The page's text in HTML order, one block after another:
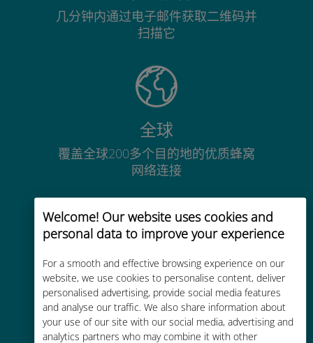
Welcome! Our website uses cookies and
personal data to improve your experience
For a smooth and effective browsing experience on our
website, we use cookies to personalise content, deliver
personalised advertising, provide social media features
and analyse our traffic. We also share information about
your use of our site with our social media, advertising and
analytics partners who may combine it with other
几分钟内通过电子邮件获取二维码并
扫描它
全球
覆盖全球200多个目的地的优质蜂窝
网络连接
经济实惠
比现有运营商的漫游费便宜高达90%